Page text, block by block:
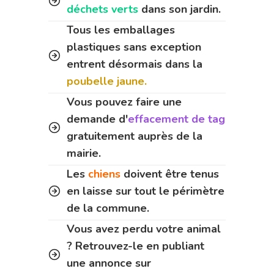
déchets verts dans son jardin.
Tous les emballages
plastiques sans exception
entrent désormais dans la
poubelle jaune.
Vous pouvez faire une
demande d'effacement de tag
gratuitement auprès de la
mairie.
Les chiens doivent être tenus
en laisse sur tout le périmètre
de la commune.
Vous avez perdu votre animal
? Retrouvez-le en publiant
une annonce sur